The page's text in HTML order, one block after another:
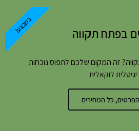
בפתח תקווה
זה המקום שלכם לתפוס נוכחות
לוקאלית
כל המחירים
במבצע!